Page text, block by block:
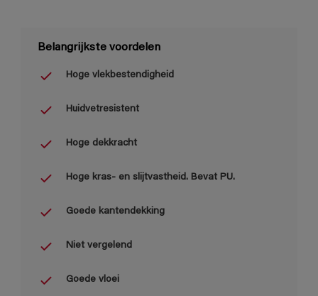
Belangrijkste voordelen
Hoge vlekbestendigheid
Huidvetresistent
Hoge dekkracht
Hoge kras- en slijtvastheid. Bevat PU.
Goede kantendekking
Niet vergelend
Goede vloei